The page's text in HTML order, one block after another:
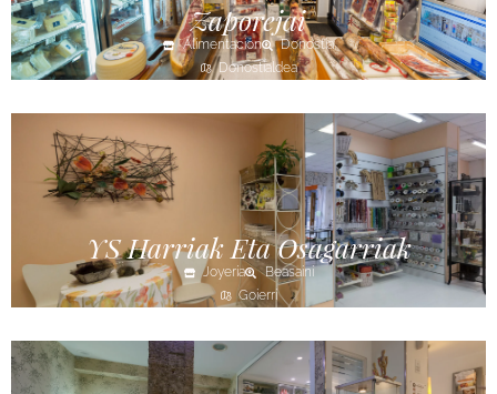
Zaporejai
Alimentación
Donostia
Donostialdea
YS Harriak Eta Osagarriak
Joyería
Beasaini
Goierri